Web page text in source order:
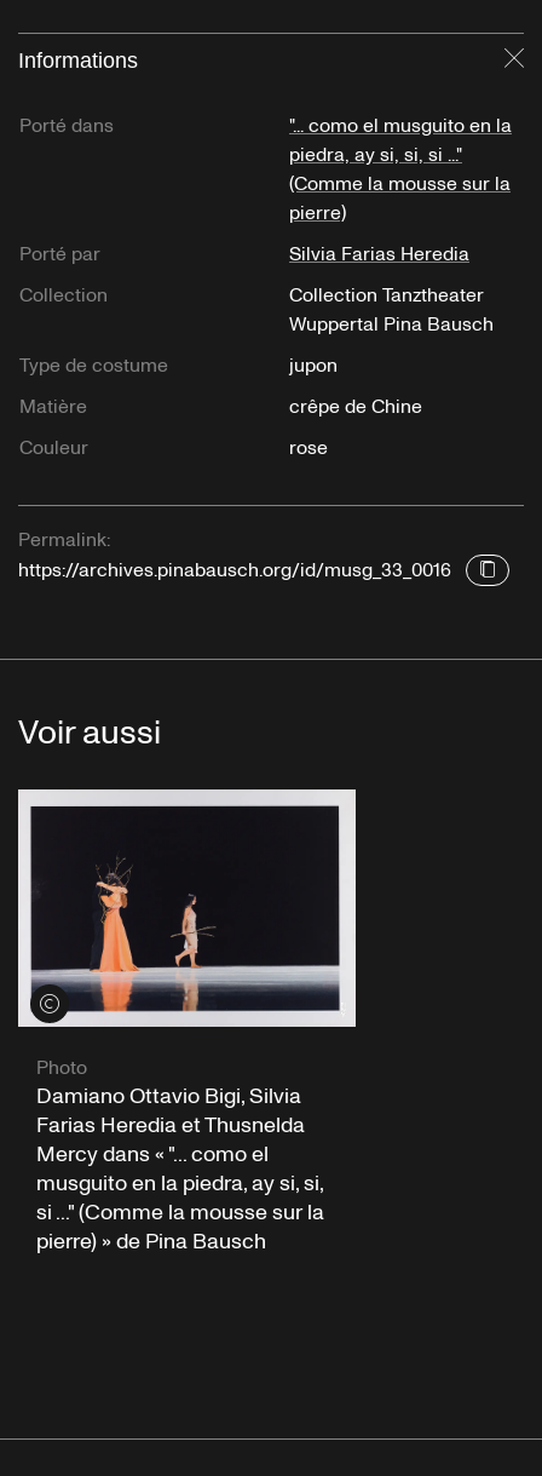
Informations
Porté dans
"... como el musguito en la
piedra, ay si, si, si ..."
(Comme la mousse sur la
pierre)
Porté par
Silvia Farias Heredia
Collection
Collection Tanztheater
Wuppertal Pina Bausch
Type de costume
jupon
Matière
crêpe de Chine
Couleur
rose
Permalink:
https://archives.pinabausch.org/id/musg_33_0016
Voir aussi
Voir les crédits
Photo
Damiano Ottavio Bigi, Silvia
Farias Heredia et Thusnelda
Mercy dans « "... como el
musguito en la piedra, ay si, si,
si ..." (Comme la mousse sur la
pierre) » de Pina Bausch